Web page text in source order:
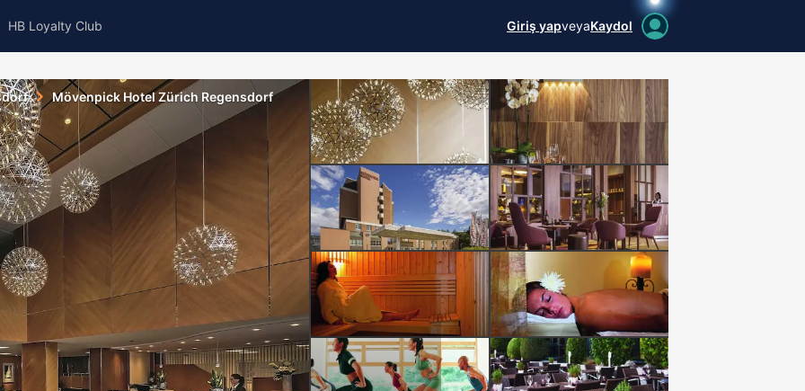
HB Loyalty Club Giriş yapveyaKaydol
Mövenpick Hotel Zürich Regensdorf